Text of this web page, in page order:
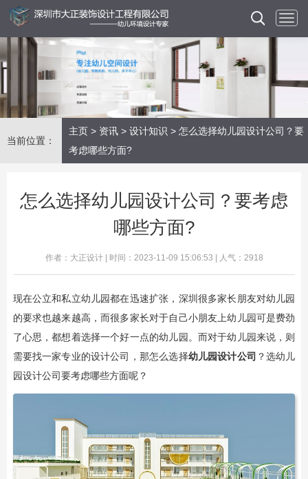
当前位置：
主页 > 资讯 > 设计知识 > 怎么选择幼儿园设计公司？要
考虑哪些方面?
怎么选择幼儿园设计公司？要考虑
哪些方面?
作者：大正设计 | 时间：2023-11-09 15:06:53 | 人气：2918
现在公立和私立幼儿园都在迅速扩张，深圳很多家长朋友对幼儿园
的要求也越来越高，而很多家长对于自己小朋友上幼儿园可是费劲
了心思，都想着选择一个好一点的幼儿园。而对于幼儿园来说，则
需要找一家专业的设计公司，那怎么选择幼儿园设计公司 ？选幼儿
园设计公司要考虑哪些方面呢？